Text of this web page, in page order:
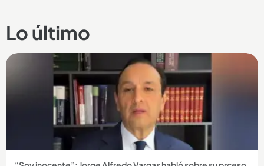
Lo último